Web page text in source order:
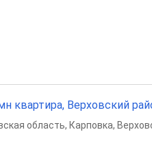
квартира, Верховский
область, Карповка,